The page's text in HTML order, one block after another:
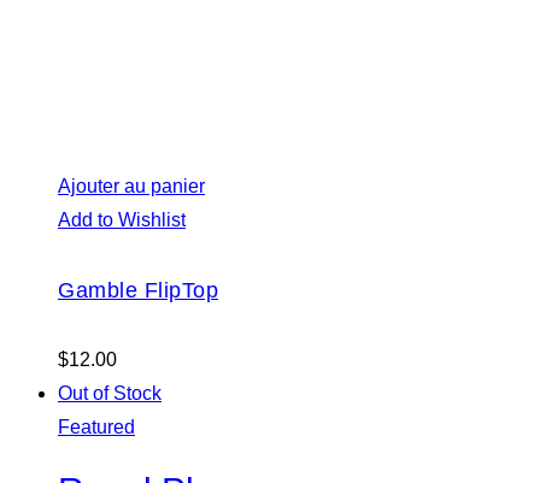
Ajouter au panier
Add to Wishlist
Gamble FlipTop
$12.00
Out of Stock
Featured